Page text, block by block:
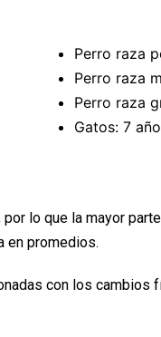
Perro raza
Perro raza
Perro raza
Gatos: 7
lo que la mayor
en promedios.
con los